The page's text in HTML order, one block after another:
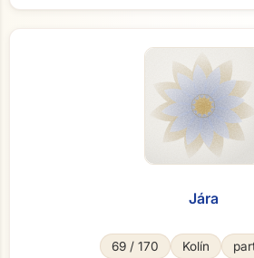
Jára
69 / 170 Kolín